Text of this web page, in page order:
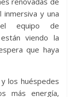
inmersiva y una
equipo de
viendo la
que haya
los huéspedes
más energía,